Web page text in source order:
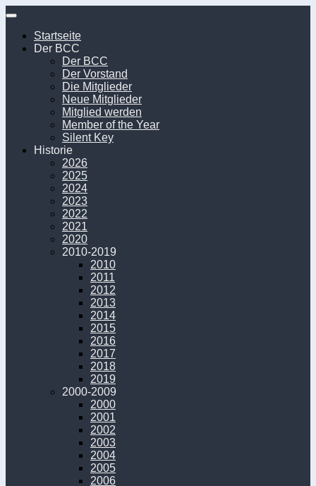
Unter
Inhalt
Startseite
Der BCC
Der BCC
Der Vorstand
Die Mitglieder
Neue Mitglieder
Mitglied werden
Member of the Year
Silent Key
Historie
2026
2025
2024
2023
2022
2021
2020
2010-2019
2010
2011
2012
2013
2014
2015
2016
2017
2018
2019
2000-2009
2000
2001
2002
2003
2004
2005
2006